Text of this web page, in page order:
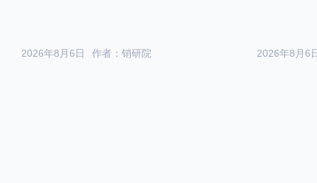
作者：销研院
2026年8月6日 2026年8月6